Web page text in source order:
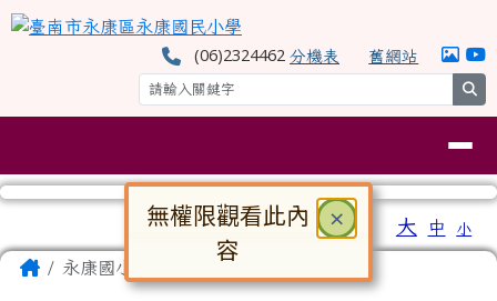
跳至主內容區
臺南市永康區永康國民小學
(06)2324462分機表 舊網站
⏸
大 中 小
主內容區域
Home永康國小
頁尾區域
× 關閉
無權限觀看此內
容
對話框已開啟。請使用 Tab 鍵在